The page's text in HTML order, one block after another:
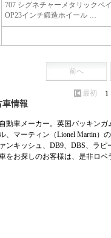
707 シグネチャーメタリックペ
OP23インチ鍛造ホイール …
前へ
最初 1
車情報
動車メーカー。英国バッキン
、マーティン（Lionel Martin
ンキッシュ、DB9、DBS、ラ
をお探しのお客様は、是非ロペ